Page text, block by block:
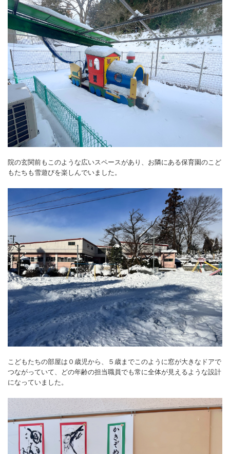
院の玄関前もこのような広いスペースがあり、お隣にある保育園のこど
もたちも雪遊びを楽しんでいました。
こどもたちの部屋は０歳児から、５歳までこのように窓が大きなドアで
つながっていて、どの年齢の担当職員でも常に全体が見えるような設計
になっていました。